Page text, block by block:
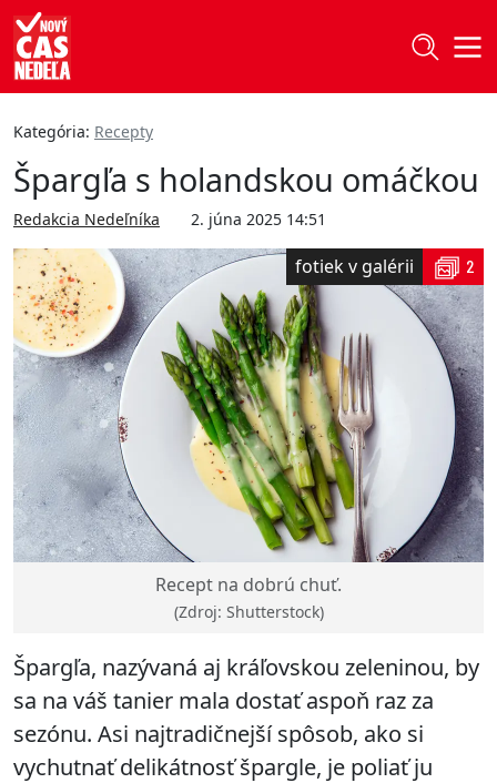
Kategória: Recepty
Špargľa s holandskou omáčkou
Redakcia Nedeľníka 2. júna 2025 14:51
fotiek v galérii 2
Recept na dobrú chuť.
(Zdroj: Shutterstock)
Špargľa, nazývaná aj kráľovskou zeleninou, by
sa na váš tanier mala dostať aspoň raz za
sezónu. Asi najtradičnejší spôsob, ako si
vychutnať delikátnosť špargle, je poliať ju